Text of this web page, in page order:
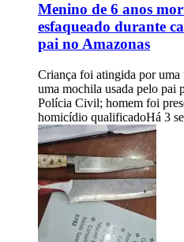
Menino de 6 anos
esfaqueado durante
pai no Amazonas
Criança foi atingida por uma
uma mochila usada pelo pai
Polícia Civil; homem foi
homicídio qualificadoHá 3